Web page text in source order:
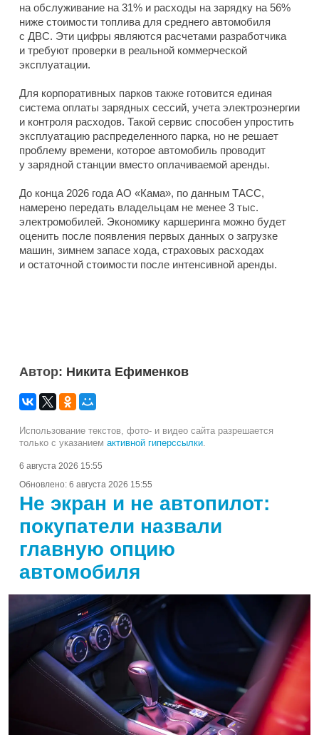
на обслуживание на 31% и расходы на зарядку на 56%
ниже стоимости топлива для среднего автомобиля
с ДВС. Эти цифры являются расчетами разработчика
и требуют проверки в реальной коммерческой
эксплуатации.
Для корпоративных парков также готовится единая
система оплаты зарядных сессий, учета электроэнергии
и контроля расходов. Такой сервис способен упростить
эксплуатацию распределенного парка, но не решает
проблему времени, которое автомобиль проводит
у зарядной станции вместо оплачиваемой аренды.
До конца 2026 года АО «Кама», по данным ТАСС,
намерено передать владельцам не менее 3 тыс.
электромобилей. Экономику каршеринга можно будет
оценить после появления первых данных о загрузке
машин, зимнем запасе хода, страховых расходах
и остаточной стоимости после интенсивной аренды.
Автор: Никита Ефименков
Использование текстов, фото- и видео сайта разрешается
только с указанием активной гиперссылки
6 августа 2026 15:55
Обновлено: 6 августа 2026 15:55
Не экран и не автопилот:
покупатели назвали
главную опцию
автомобиля